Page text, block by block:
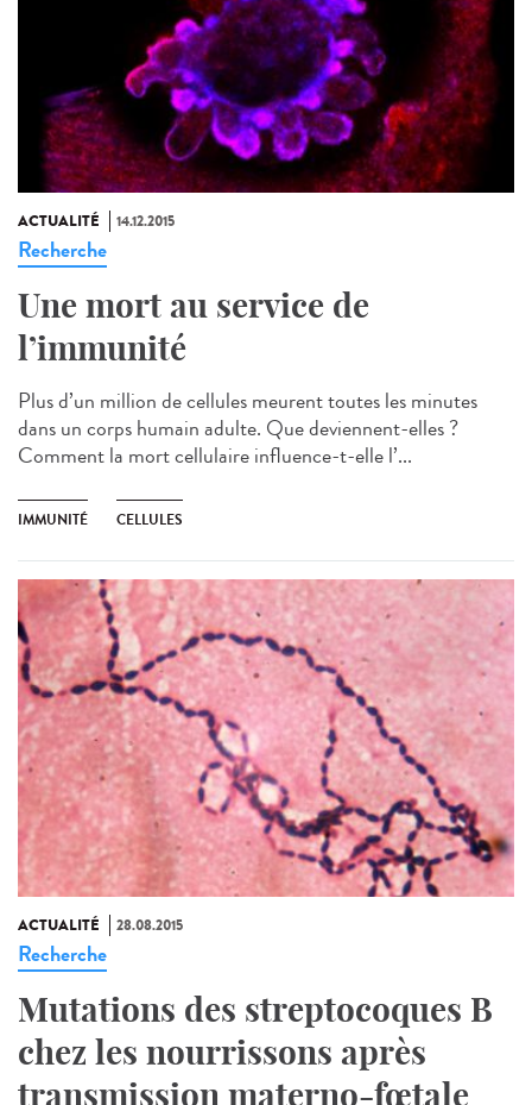
ACTUALITÉ 14.12.2015
Recherche
Une mort au service de
l’immunité
Plus d’un million de cellules meurent toutes les minutes
dans un corps humain adulte. Que deviennent-elles ?
Comment la mort cellulaire influence-t-elle l’...
IMMUNITÉ CELLULES
ACTUALITÉ 28.08.2015
Recherche
Mutations des streptocoques B
chez les nourrissons après
transmission materno-fœtale